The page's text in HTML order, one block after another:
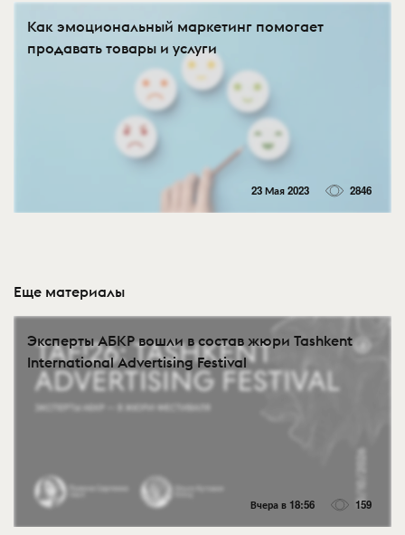
Как эмоциональный маркетинг помогает
продавать товары и услуги
23 Мая 2023 2846
Еще материалы
Эксперты АБКР вошли в состав жюри Tashkent
International Advertising Festival
Вчера в 18:56 159